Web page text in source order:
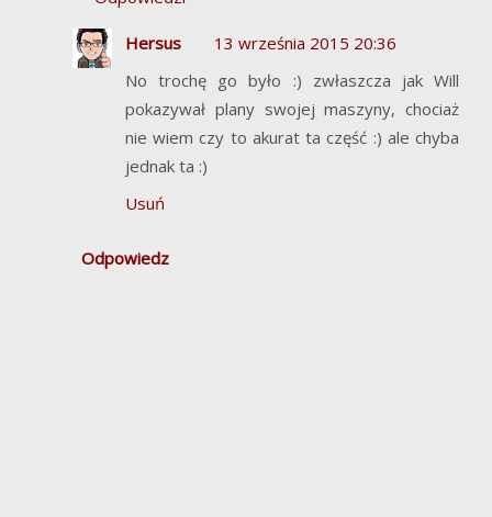
Hersus
13 września 2015 20:36
No trochę go było :) zwłaszcza jak Will
pokazywał plany swojej maszyny, chociaż
nie wiem czy to akurat ta część :) ale chyba
jednak ta :)
Usuń
Odpowiedz